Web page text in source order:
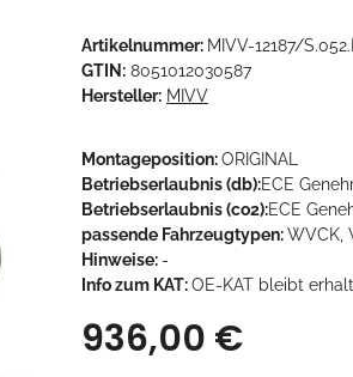
Artikelnummer: MIVV-12187/
GTIN: 8051012030587
Hersteller: MIVV
Montageposition:ORIGINAL
Betriebserlaubnis (db):ECE
Betriebserlaubnis (co2):ECE
passende Fahrzeugtypen:WVCK,
Hinweise: -
Info zum KAT:OE-KAT bleibt
936,00 €